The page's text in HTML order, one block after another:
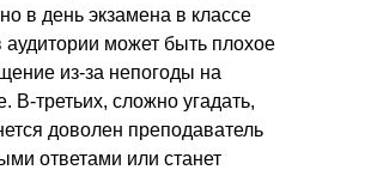
в день экзамена в классе
аудитории может быть плохое
из-за непогоды на
В-третьих, сложно угадать,
доволен преподаватель
ответами или станет